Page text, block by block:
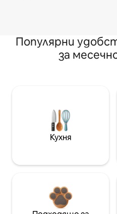
Популярни
за
Кухня